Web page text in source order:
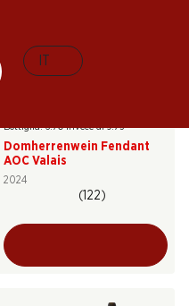
Bottiglia: 6.70 invece di 9.75
Domherrenwein Fendant
AOC Valais
2024
(122)